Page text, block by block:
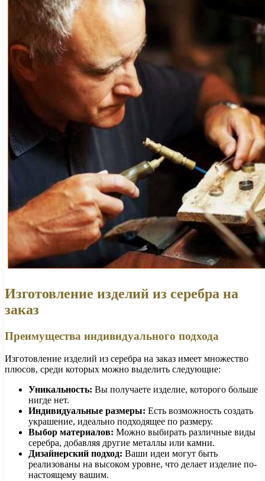
Изготовление изделий из серебра на
заказ
Преимущества индивидуального подхода
Изготовление изделий из серебра на заказ имеет множество
плюсов, среди которых можно выделить следующие:
Уникальность: Вы получаете изделие, которого больше
нигде нет.
Индивидуальные размеры: Есть возможность создать
украшение, идеально подходящее по размеру.
Выбор материалов: Можно выбирать различные виды
серебра, добавляя другие металлы или камни.
Дизайнерский подход: Ваши идеи могут быть
реализованы на высоком уровне, что делает изделие по-
настоящему вашим.